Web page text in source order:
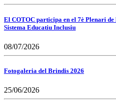
El COTOC participa en el 7è Plenari
Sistema Educatiu Inclusiu
08/07/2026
Fotogaleria del Brindis 2026
25/06/2026